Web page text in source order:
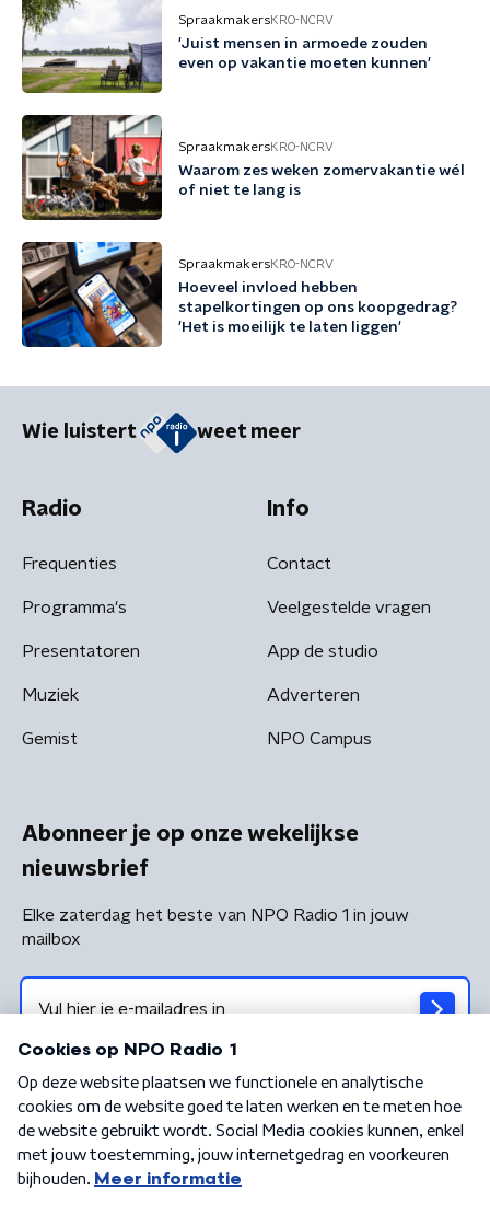
SpraakmakersKRO-NCRV
'Juist mensen in armoede zouden
even op vakantie moeten kunnen'
SpraakmakersKRO-NCRV
Waarom zes weken zomervakantie wél
of niet te lang is
SpraakmakersKRO-NCRV
Hoeveel invloed hebben
stapelkortingen op ons koopgedrag?
'Het is moeilijk te laten liggen'
Wie luistert weet meer
Radio
Frequenties
Programma's
Presentatoren
Muziek
Gemist
Info
Contact
Veelgestelde vragen
App de studio
Adverteren
NPO Campus
Abonneer je op onze wekelijkse
nieuwsbrief
Elke zaterdag het beste van NPO Radio 1 in jouw
mailbox
Algemene voorwaarden